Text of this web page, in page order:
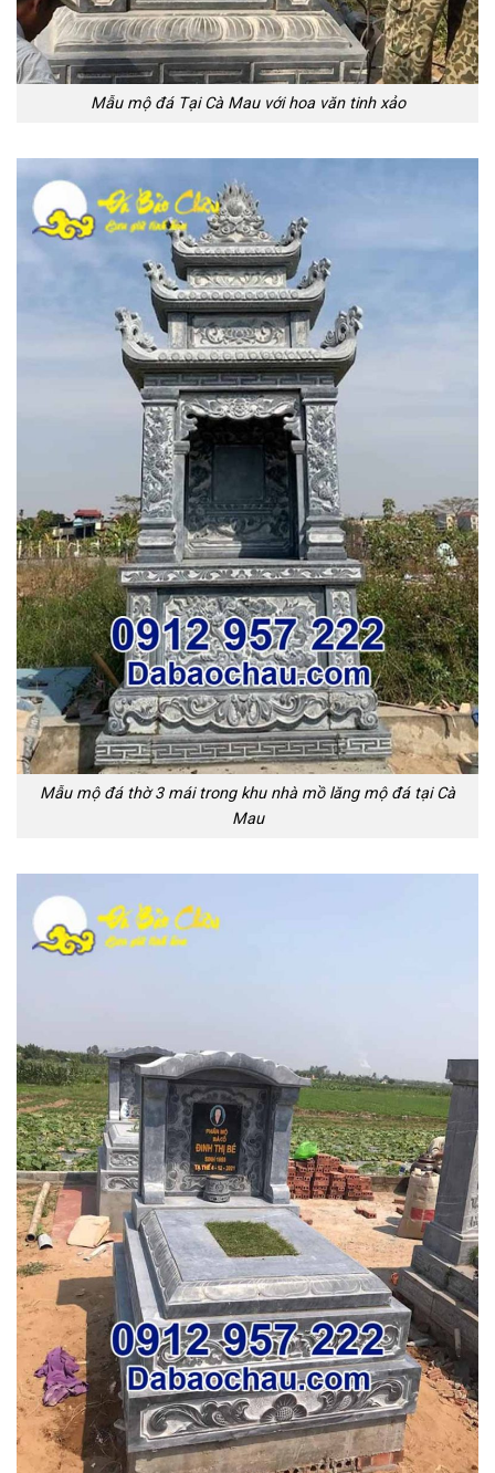
Mẫu mộ đá Tại Cà Mau với hoa văn tinh xảo
Mẫu mộ đá thờ 3 mái trong khu nhà mồ lăng mộ đá tại Cà
Mau